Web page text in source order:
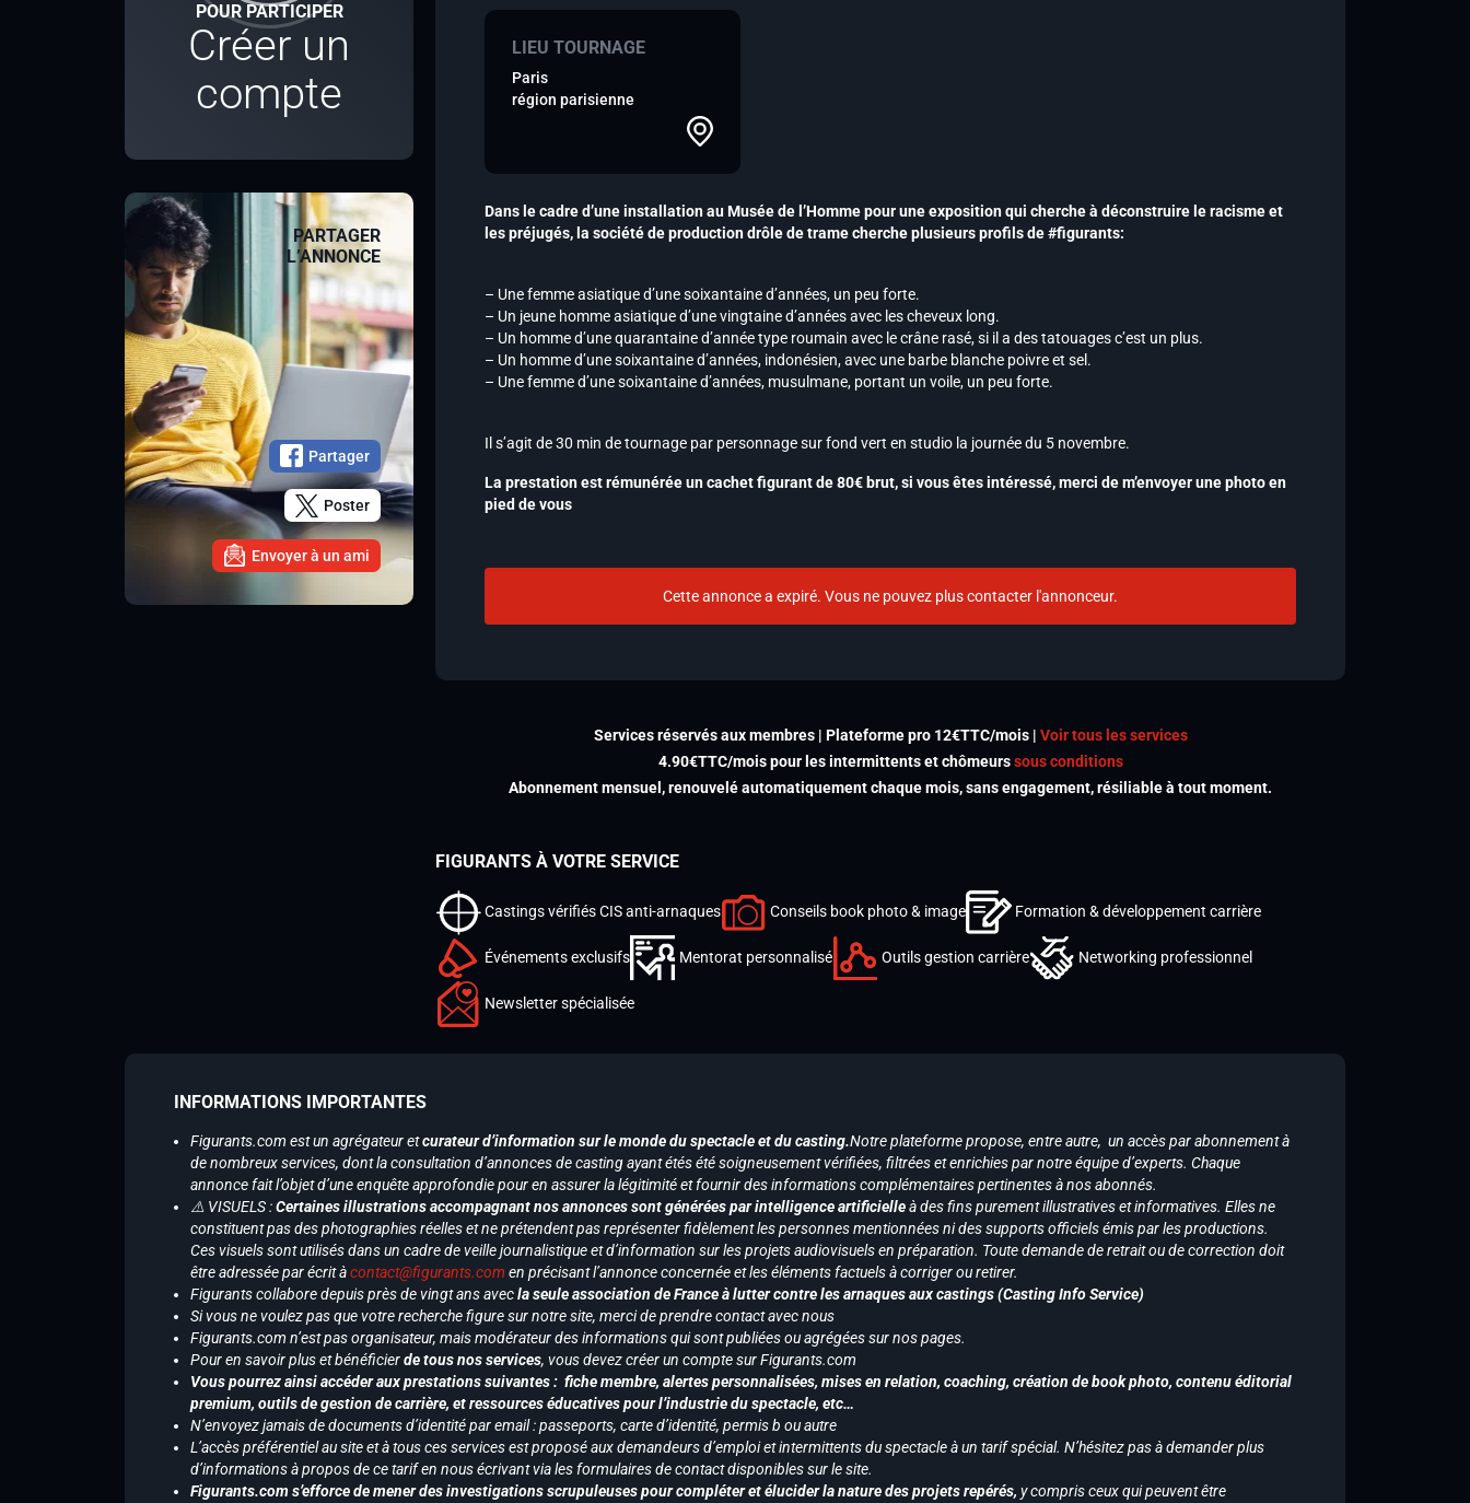
POUR PARTICIPER
Créer un
compte
PARTAGER
L’ANNONCE
Partager
Poster
Envoyer à un ami
LIEU TOURNAGE
Paris
région parisienne
Dans le cadre d’une installation au Musée de l’Homme pour une exposition qui cherche à déconstruire le racisme et
les préjugés, la société de production drôle de trame cherche plusieurs profils de #figurants:
– Une femme asiatique d’une soixantaine d’années, un peu forte.
– Un jeune homme asiatique d’une vingtaine d’années avec les cheveux long.
– Un homme d’une quarantaine d’année type roumain avec le crâne rasé, si il a des tatouages c’est un plus.
– Un homme d’une soixantained’années, indonésien, avec une barbe blanche poivre et sel.
– Une femme d’une soixantaine d’années, musulmane, portant un voile, un peu forte.
Il s’agit de 30 min de tournage par personnage sur fond vert en studio la journée du 5 novembre.
La prestation est rémunérée un cachet figurant de 80€ brut, si vous êtes intéressé, merci de m’envoyer une photo en
pied de vous
Cette annonce a expiré. Vous ne pouvez plus contacter l'annonceur.
Services réservés aux membres | Plateforme pro 12€TTC/mois | Voir tous les services
4.90€TTC/mois pour les intermittents et chômeurssous conditions
Abonnement mensuel, renouvelé automatiquement chaque mois, sans engagement, résiliable à tout moment.
FIGURANTS À VOTRE SERVICE
Castings vérifiés CIS anti-arnaques Conseils book photo & image Formation & développement carrière
Événements exclusifs Mentorat personnalisé Outils gestion carrière Networking professionnel
Newsletter spécialisée
INFORMATIONS IMPORTANTES
Figurants.com est un agrégateur etcurateur d’information sur le monde du spectacle et du casting.Notre plateforme propose, entre autre, un accès par abonnement à
de nombreux services, dont la consultation d’annonces de casting ayant étés été soigneusement vérifiées, filtrées et enrichies par notre équipe d’experts. Chaque
annonce fait l’objet d’une enquête approfondie pour en assurer la légitimité et fournir des informations complémentaires pertinentes à nos abonnés.
⚠️ VISUELS :Certaines illustrations accompagnant nos annonces sont générées par intelligence artificielleà des fins purement illustratives et informatives. Elles ne
constituent pas des photographies réelles et ne prétendent pas représenter fidèlement les personnes mentionnées ni des supports officiels émis par les productions.
Ces visuels sont utilisés dans un cadre de veille journalistique et d’information sur les projets audiovisuels en préparation. Toute demande de retrait ou de correction doit
être adressée par écrit àcontact@figurants.com en précisant l’annonce concernée et les éléments factuels à corriger ou retirer.
Figurants collabore depuis près de vingt ans avecla seule association de France à lutter contre les arnaques aux castings (Casting Info Service)
Si vous ne voulez pas que votre recherche figure sur notre site, merci de prendre contact avec nous
Figurants.com n’est pas organisateur, mais modérateur des informations qui sont publiées ou agrégées sur nos pages.
Pour en savoir plus et bénéficierde tous nos services, vous devez créer un compte sur Figurants.com
Vous pourrez ainsi accéder aux prestations suivantes : fiche membre, alertes personnalisées, mises en relation, coaching, création de book photo, contenu éditorial
premium, outils de gestion de carrière, et ressources éducatives pour l’industrie du spectacle, etc…
N’envoyez jamais de documents d’identité par email : passeports, carte d’identité, permis b ou autre
L’accès préférentiel au site et à tous ces services est proposé aux demandeurs d’emploi et intermittents du spectacle à un tarif spécial. N’hésitez pas à demander plus
d’informations à propos de ce tarif en nous écrivant via les formulaires de contact disponibles sur le site.
Figurants.com s’efforce de mener des investigations scrupuleuses pour compléter et élucider la nature des projets repérés, y compris ceux qui peuvent être